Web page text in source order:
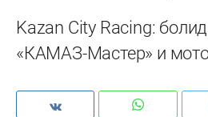
Kazan City Racing:
«КАМАЗ-Мастер» и